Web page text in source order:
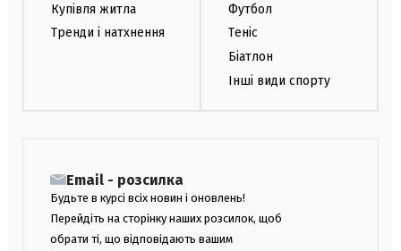
Купівля житла
Тренди і натхнення
Футбол
Теніс
Біатлон
Інші види спорту
Email - розсилка
Будьте в курсі всіх новин і оновлень!
Перейдіть на сторінку наших розсилок, щоб
обрати ті, що відповідають вашим